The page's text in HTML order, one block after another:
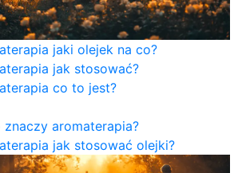
jaki olejek na co?
jak stosować?
co to jest?
znaczy aromaterapia?
jak stosować olejki?